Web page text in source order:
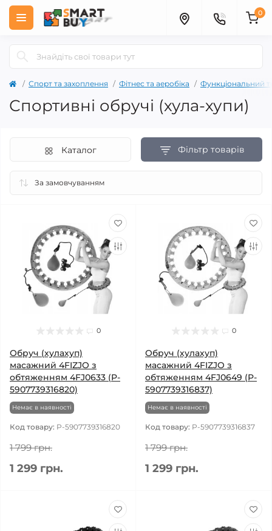
0
Спорт та захоплення Фітнес та аеробіка Функціональний
Спортивні обручі (хула-хупи)
Фільтр товарів
Каталог
0
Обруч (хулахуп)
масажний 4FIZJO з
обтяженням 4FJ0633 (P-
5907739316820)
Немає в наявності
Код товару: P-5907739316820
1 799 грн.
1 299 грн.
0
Обруч (хулахуп)
масажний 4FIZJO з
обтяженням 4FJ0649 (P-
5907739316837)
Немає в наявності
Код товару: P-5907739316837
1 799 грн.
1 299 грн.